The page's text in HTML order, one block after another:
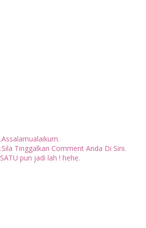
.Assalamualaikum.
.Sila Tinggalkan Comment Anda Di Sini.
SATU pun jadi lah ! hehe.